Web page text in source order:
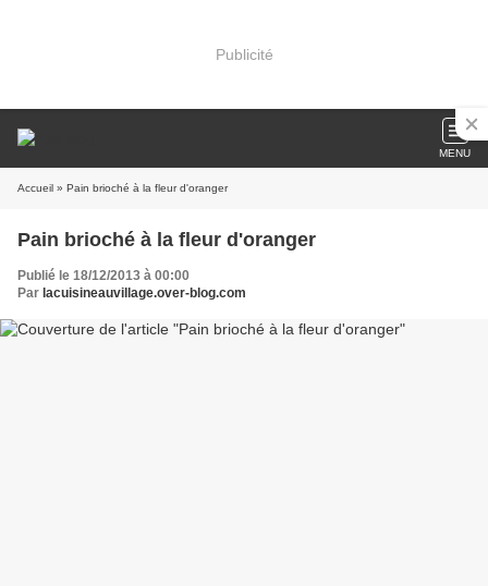
Publicité
MENU
Accueil » Pain brioché à la fleur d'oranger
Pain brioché à la fleur d'oranger
Publié le 18/12/2013 à 00:00
Par lacuisineauvillage.over-blog.com